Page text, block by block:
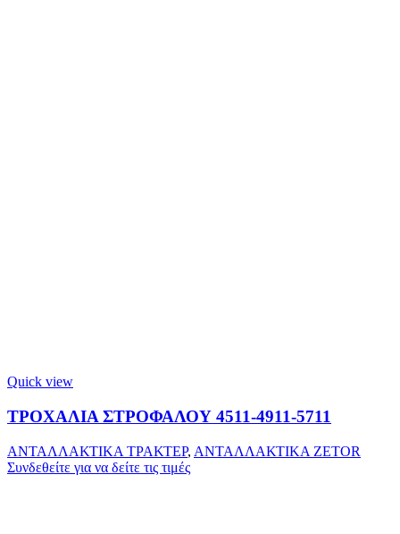
Quick view
ΤΡΟΧΑΛΙΑ ΣΤΡΟΦΑΛΟΥ 4511-4911-5711
ΑΝΤΑΛΛΑΚΤΙΚΑ ΤΡΑΚΤΕΡ, ΑΝΤΑΛΛΑΚΤΙΚΑ ZETOR
Συνδεθείτε για να δείτε τις τιμές